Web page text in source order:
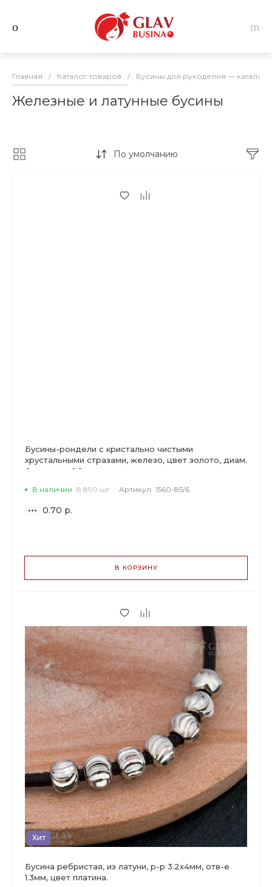
Главная / Каталог товаров / Бусины для рукоделия — каталог
Железные и латунные бусины
По умолчанию
Бусины-рондели с кристально чистыми
хрустальными стразами, железо, цвет золото, диам.
6мм, отв-е 1.6мм.
В наличии 8 890 шт Артикул 1560-85/6
0.70 р.
0.55 р.
0.70 р.
В КОРЗИНУ
Хит
Бусина ребристая, из латуни, р-р 3.2х4мм, отв-е
1.3мм, цвет платина.